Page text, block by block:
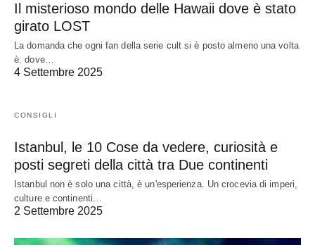
Il misterioso mondo delle Hawaii dove è stato
girato LOST
La domanda che ogni fan della serie cult si è posto almeno una volta
è: dove…
4 Settembre 2025
CONSIGLI
Istanbul, le 10 Cose da vedere, curiosità e
posti segreti della città tra Due continenti
Istanbul non è solo una città, è un'esperienza. Un crocevia di imperi,
culture e continenti…
2 Settembre 2025